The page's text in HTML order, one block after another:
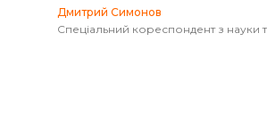
Дмитрий Симонов
Спеціальний кореспондент з науки